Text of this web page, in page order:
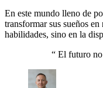
En este mundo lleno de
transformar sus sueños
habilidades, sino en la
“ El futuro no